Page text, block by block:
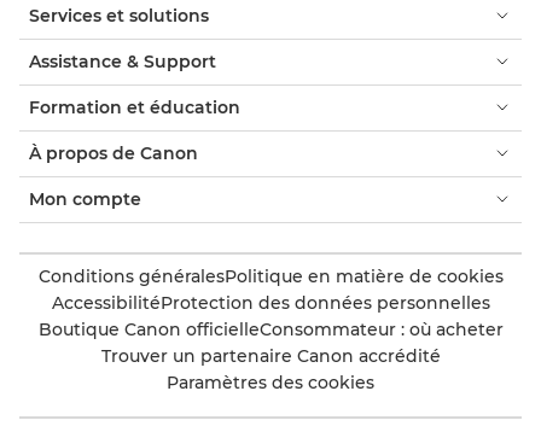
Services et solutions
Assistance & Support
Formation et éducation
À propos de Canon
Mon compte
Conditions généralesPolitique en matière de cookies
AccessibilitéProtection des données personnelles
Boutique Canon officielleConsommateur : où acheter
Trouver un partenaire Canon accrédité
Paramètres des cookies